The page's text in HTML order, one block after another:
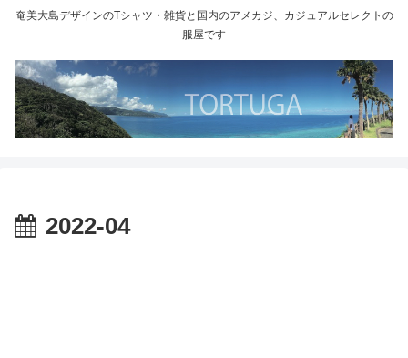
奄美大島デザインのTシャツ・雑貨と国内のアメカジ、カジュアルセレクトの
服屋です
2022-04